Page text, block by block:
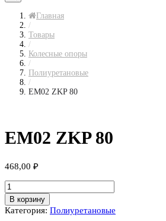
Главная
/
Товары
/
Колесные опоры
/
Полиуретановые
/
EM02 ZKP 80
EM02 ZKP 80
468,00 ₽
Количество
товара
EM02
ZKP
В корзину
Категория: Полиуретановые